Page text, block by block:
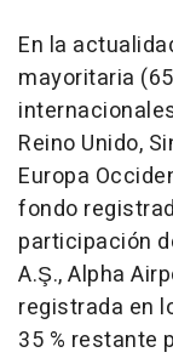
En la
mayoritaria
Reino Unido,
Europa
fondo
participación
A.Ş., Alpha
registrada en
35 % restante